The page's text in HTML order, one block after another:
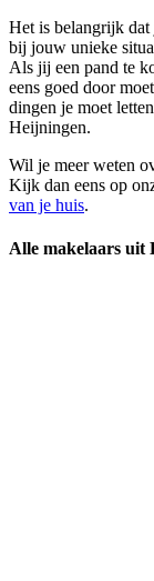
Het is belangrijk
bij jouw unieke
Als jij een pand te
eens goed door
dingen je moet
Heijningen.
Wil je meer weten
Kijk dan eens op
van je huis.
Alle makelaars uit